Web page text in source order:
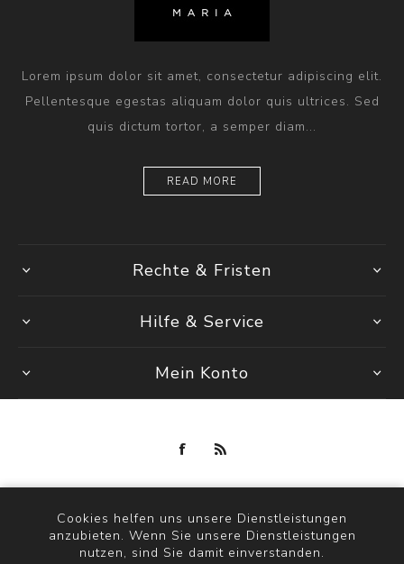
Lorem ipsum dolor sit amet, consectetur adipiscing elit.
Pellentesque egestas aliquam dolor quis ultrices. Sed
quis dictum tortor, a semper diam...
READ MORE
Rechte & Fristen
Hilfe & Service
Mein Konto
Powered bynopCommerce
Copyright © 2026 maria fashion store. Alle Rechte vorbehalten.
Cookies helfen uns unsere Dienstleistungen
anzubieten. Wenn Sie unsere Dienstleistungen
nutzen, sind Sie damit einverstanden.